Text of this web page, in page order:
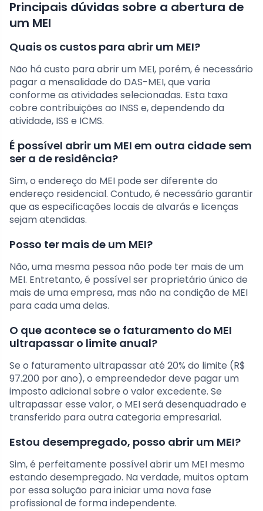
Principais dúvidas sobre a abertura de
um MEI
Quais os custos para abrir um MEI?
Não há custo para abrir um MEI, porém, é necessário
pagar a mensalidade do DAS-MEI, que varia
conforme as atividades selecionadas. Esta taxa
cobre contribuições ao INSS e, dependendo da
atividade, ISS e ICMS.
É possível abrir um MEI em outra cidade sem
ser a de residência?
Sim, o endereço do MEI pode ser diferente do
endereço residencial. Contudo, é necessário garantir
que as especificações locais de alvarás e licenças
sejam atendidas.
Posso ter mais de um MEI?
Não, uma mesma pessoa não pode ter mais de um
MEI. Entretanto, é possível ser proprietário único de
mais de uma empresa, mas não na condição de MEI
para cada uma delas.
O que acontece se o faturamento do MEI
ultrapassar o limite anual?
Se o faturamento ultrapassar até 20% do limite (R$
97.200 por ano), o empreendedor deve pagar um
imposto adicional sobre o valor excedente. Se
ultrapassar esse valor, o MEI será desenquadrado e
transferido para outra categoria empresarial.
Estou desempregado, posso abrir um MEI?
Sim, é perfeitamente possível abrir um MEI mesmo
estando desempregado. Na verdade, muitos optam
por essa solução para iniciar uma nova fase
profissional de forma independente.